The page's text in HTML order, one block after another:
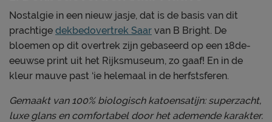
Nostalgie in een nieuw jasje, dat is de basis van dit
prachtige dekbedovertrek Saar van B Bright. De
bloemen op dit overtrek zijn gebaseerd op een 18de-
eeuwse print uit het Rijksmuseum, zo gaaf! En in de
kleur mauve past ‘ie helemaal in de herfstsferen.
Gemaakt van 100% biologisch katoensatijn: superzacht,
luxe glans en comfortabel door het ademende karakter.